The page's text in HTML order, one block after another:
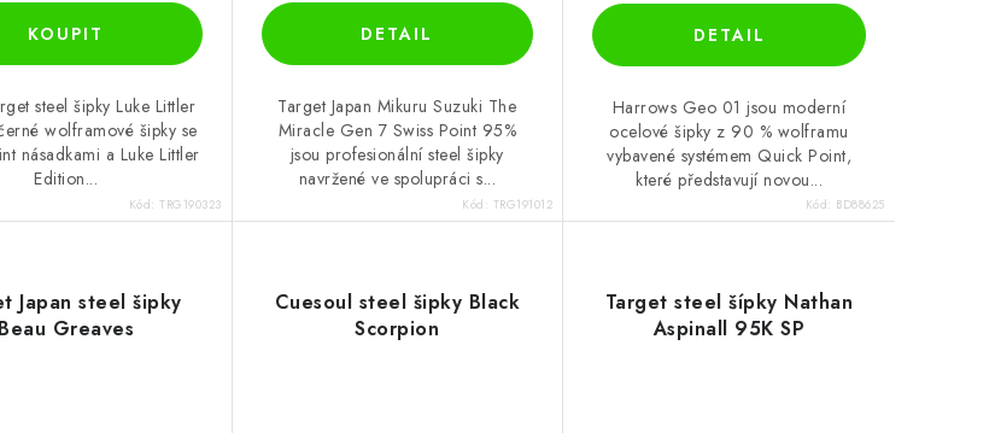
steel šipky Luke Littler
wolframové šipky se
násadkami a Luke Littler
Edition...
Kód:TRG190323
Target Japan Mikuru Suzuki The
Miracle Gen 7 Swiss Point 95%
jsou profesionální steel šipky
navržené ve spolupráci s...
Kód: TRG191012
Harrows Geo 01 jsou moderní
ocelové šipky z 90 % wolframu
vybavené systémem Quick Point,
které představují novou...
Kód: BD88625
Japan steel šipky
Beau Greaves
Cuesoul steel šipky Black
Scorpion
Target steel šípky Nathan
Aspinall 95K SP